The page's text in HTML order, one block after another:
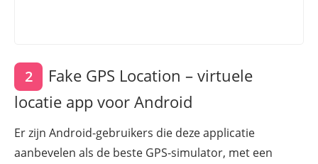
2
Fake GPS Location – virtuele
locatie app voor Android
Er zijn Android-gebruikers die deze applicatie
aanbevelen als de beste GPS-simulator, met een